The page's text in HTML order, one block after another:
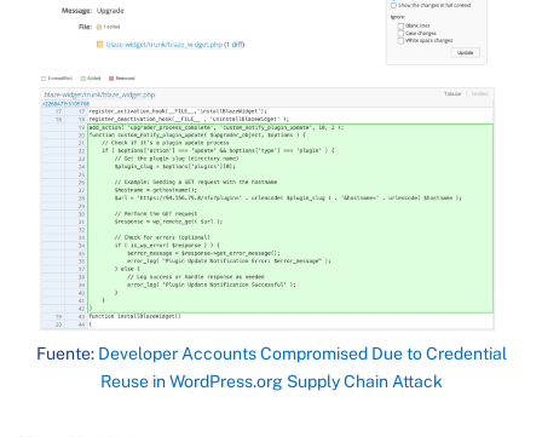
Fuente: Developer Accounts Compromised Due to Credential
Reuse in WordPress.org Supply Chain Attack